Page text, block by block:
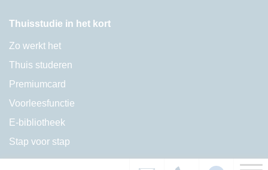
Thuisstudie in het kort
Zo werkt het
Thuis studeren
Premiumcard
Voorleesfunctie
E-bibliotheek
Stap voor stap